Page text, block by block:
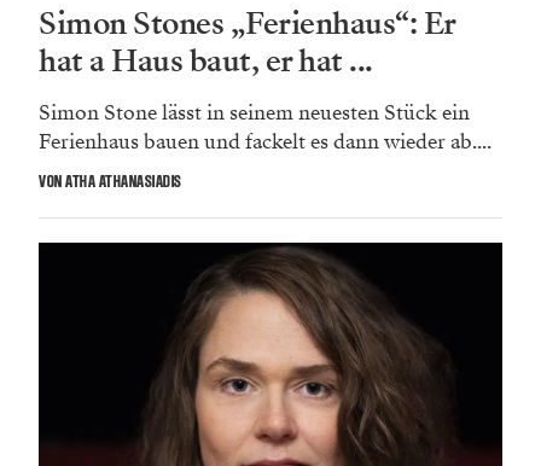
Simon Stones „Ferienhaus“: Er
hat a Haus baut, er hat ...
Simon Stone lässt in seinem neuesten Stück ein
Ferienhaus bauen und fackelt es dann wieder ab....
VON ATHA ATHANASIADIS